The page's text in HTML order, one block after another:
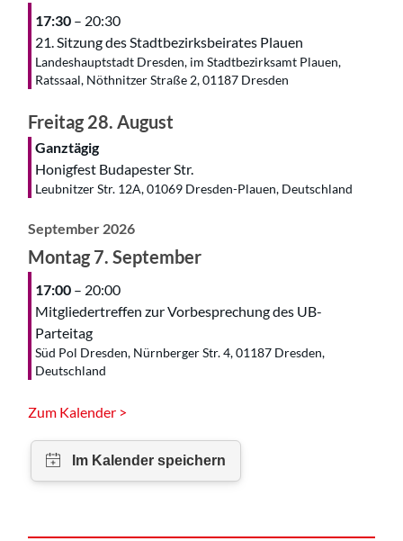
17:30 – 20:30
21. Sitzung des Stadtbezirksbeirates Plauen
Landeshauptstadt Dresden, im Stadtbezirksamt Plauen,
Ratssaal, Nöthnitzer Straße 2, 01187 Dresden
Freitag28. August
Ganztägig
Honigfest Budapester Str.
Leubnitzer Str. 12A, 01069 Dresden-Plauen, Deutschland
September 2026
Montag7. September
17:00 – 20:00
Mitgliedertreffen zur Vorbesprechung des UB-
Parteitag
Süd Pol Dresden, Nürnberger Str. 4, 01187 Dresden,
Deutschland
Zum Kalender >